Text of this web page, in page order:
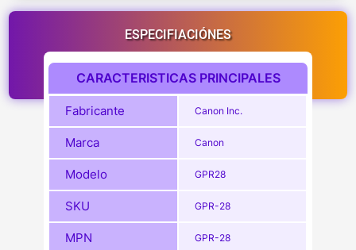
ESPECIFIACIÓNES
CARACTERISTICAS PRINCIPALES
Fabricante Canon Inc.
Marca Canon
Modelo GPR28
SKU GPR-28
MPN GPR-28